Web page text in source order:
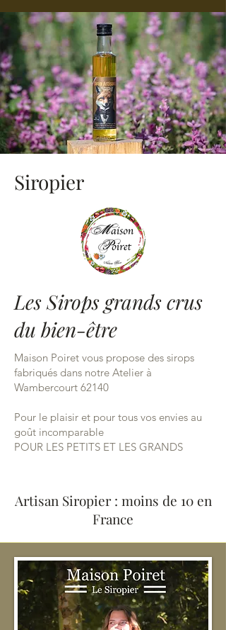
Siropier
Les Sirops grands crus
du bien-être
Maison Poiret vous propose des sirops
fabriqués dans notre Atelier à
Wambercourt 62140
Pour le plaisir et pour tous vos envies au
goût incomparable
POUR LES PETITS ET LES GRANDS
Artisan Siropier : moins de 10 en
France